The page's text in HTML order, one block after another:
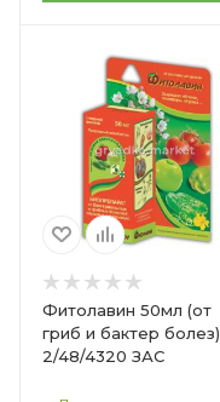
Фитолавин 50мл (от
гриб и бактер болез)
2/48/4320 ЗАС